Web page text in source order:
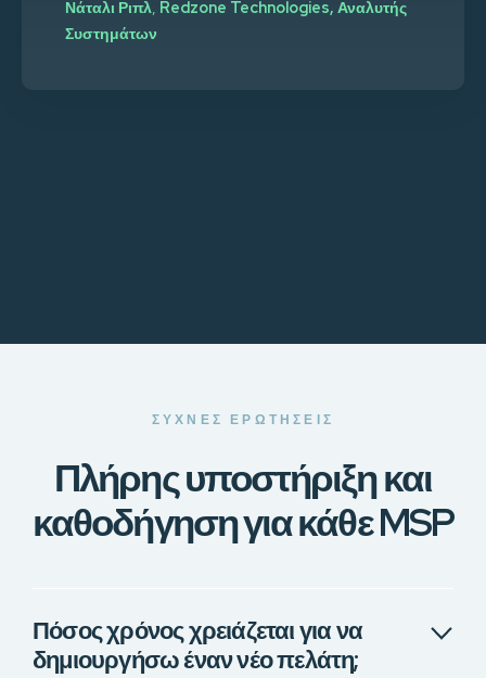
Νάταλι Ριπλ, Redzone Technologies, Αναλυτής
Συστημάτων
ΣΥΧΝΈΣ ΕΡΩΤΉΣΕΙΣ
Πλήρης υποστήριξη και
καθοδήγηση για κάθε MSP
Πόσος χρόνος χρειάζεται για να
δημιουργήσω έναν νέο πελάτη;